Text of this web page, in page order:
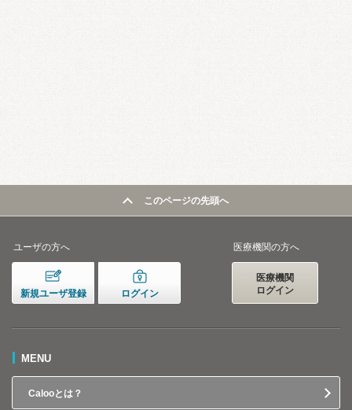
このページの先頭へ
ユーザの方へ
新規ユーザ登録 ログイン
医療機関の方へ
医療機関
ログイン
MENU
Calooとは？